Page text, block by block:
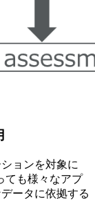
ョンを対象に
ても様々なアプ
ータに依拠する